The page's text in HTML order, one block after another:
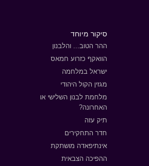
סיקור מיוחד
ההר הטוב... והלבנון
הוואקף כזרוע חמאס
ישראל במלחמה
מגזין הקול היהודי
מלחמת לבנון השלישי או
האחרונה?
תיק עזה
חדר התחקירים
אינתיפאדה מושתקת
ההפיכה הצבאית